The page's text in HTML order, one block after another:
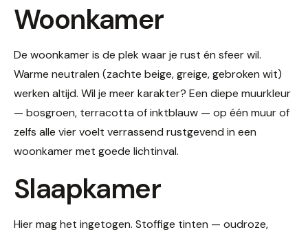
Woonkamer
De woonkamer is de plek waar je rust én sfeer wil.
Warme neutralen (zachte beige, greige, gebroken wit)
werken altijd. Wil je meer karakter? Een diepe muurkleur
— bosgroen, terracotta of inktblauw — op één muur of
zelfs alle vier voelt verrassend rustgevend in een
woonkamer met goede lichtinval.
Slaapkamer
Hier mag het ingetogen. Stoffige tinten — oudroze,